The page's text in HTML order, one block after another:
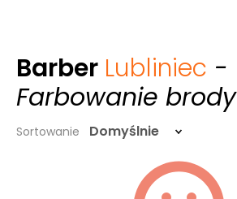
Barber Lubliniec -
Farbowanie brody
Sortowanie Domyślnie